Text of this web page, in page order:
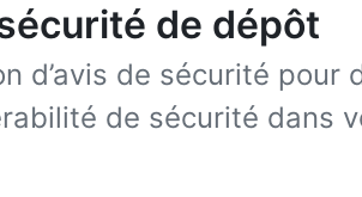
de dépôt
d’avis de sécurité pour
de sécurité dans